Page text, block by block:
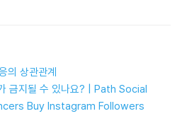
의 상관관계
금지될 수 있나요? | Path Social
Buy Instagram Followers